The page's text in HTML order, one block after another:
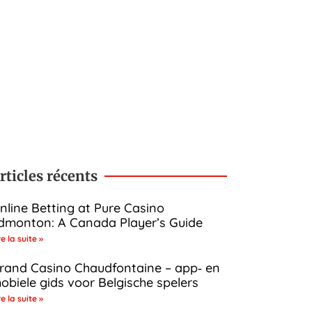
récents
Betting at Pure Casino
A Canada Player’s Guide
la suite »
Casino Chaudfontaine – app‑ en
gids voor Belgische spelers
la suite »